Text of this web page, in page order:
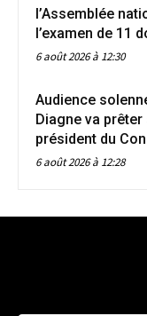
l’Assemblée
l’examen de 11
6 août 2026 à 12:30
Audience
Diagne va
président du
6 août 2026 à 12:28